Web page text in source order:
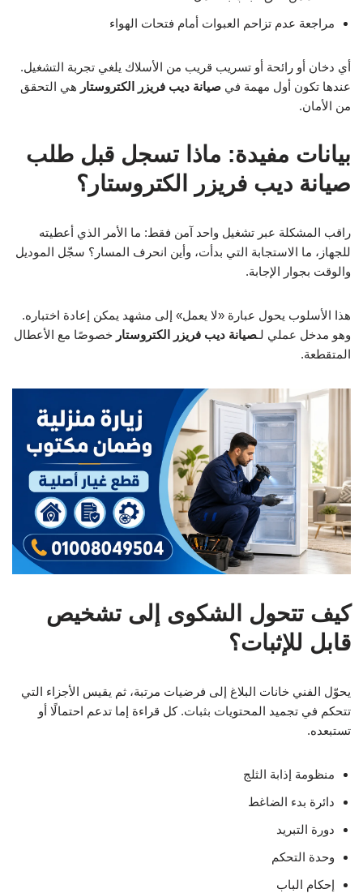
مراجعة عدم تزاحم العبوات أمام فتحات الهواء
أي دخان أو رائحة أو تسريب قريب من الأسلاك يلغي تجربة التشغيل.
عندها تكون أول مهمة في صيانة ديب فريزر الكتروستار هي التحقق
من الأمان.
بيانات مفيدة: ماذا تسجل قبل طلب
صيانة ديب فريزر الكتروستار؟
راقب المشكلة عبر تشغيل واحد آمن فقط: ما الأمر الذي أعطيته
للجهاز، ما الاستجابة التي بدأت، وأين انحرف المسار؟ سجّل الموديل
والوقت بجوار الإجابة.
هذا الأسلوب يحول عبارة «لا يعمل» إلى مشهد يمكن إعادة اختباره.
وهو مدخل عملي لـصيانة ديب فريزر الكتروستار خصوصًا مع الأعطال
المتقطعة.
كيف تتحول الشكوى إلى تشخيص
قابل للإثبات؟
يحوّل الفني خانات البلاغ إلى فرضيات مرتبة، ثم يقيس الأجزاء التي
تتحكم في تجميد المحتويات بثبات. كل قراءة إما تدعم احتمالًا أو
تستبعده.
منظومة إذابة الثلج
دائرة بدء الضاغط
دورة التبريد
وحدة التحكم
إحكام الباب